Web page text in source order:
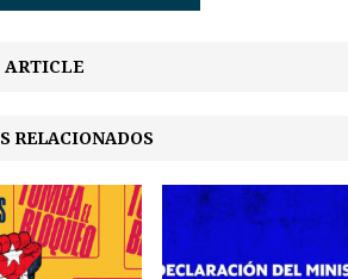
ARTICLE
RELACIONADOS